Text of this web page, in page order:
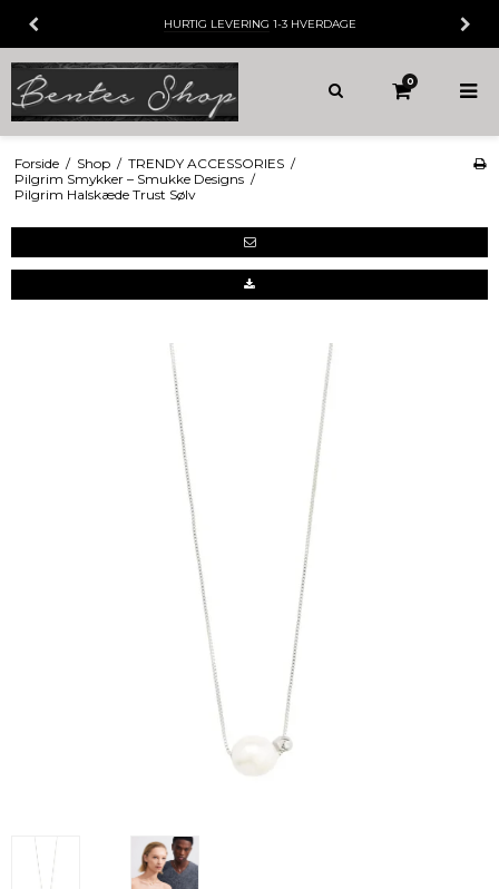
HURTIG LEVERING 1-3 HVERDAGE
0
Forside / Shop / TRENDY ACCESSORIES /
Pilgrim Smykker – Smukke Designs /
Pilgrim Halskæde Trust Sølv